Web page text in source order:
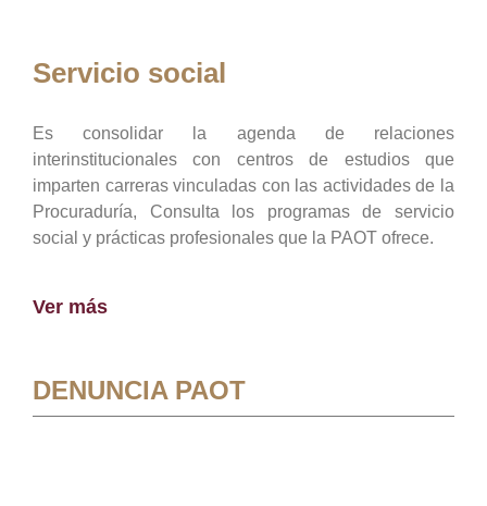
Servicio social
Es consolidar la agenda de relaciones
interinstitucionales con centros de estudios que
imparten carreras vinculadas con las actividades de la
Procuraduría, Consulta los programas de servicio
social y prácticas profesionales que la PAOT ofrece.
Ver más
DENUNCIA PAOT